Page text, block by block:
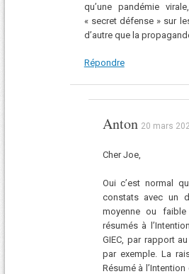
qu’une pandémie
« secret défense » sur
d’autre que la
Répondre
Anton 20 mars
Cher Joe,
Oui c’est normal
constats avec un
moyenne ou
résumés à
GIEC, par rapport
par exemple. La
Résumé à